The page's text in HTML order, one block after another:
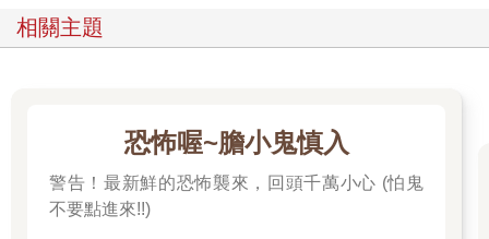
相關主題
恐怖喔~膽小鬼慎入
警告！最新鮮的恐怖襲來，回頭千萬小心 (怕鬼
不要點進來!!)